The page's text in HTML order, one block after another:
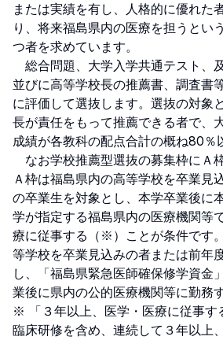
または実績を有し、人格的に優れた
り、将来福島県内の医療を担うとい
つ者を求めています。
総合問題、大学入学共通テスト、
並びに高等学校長の推薦書、調査書
に評価して選抜します。選抜の対象
長が責任をもって推薦できる者で、
成績が各教科の配点合計の概ね80％
なお学校推薦型選抜の募集枠にＡ
Ａ枠は福島県内の高等学校を卒業見
の卒業生を対象とし、本学卒業後に
学が指定する福島県内の医療機関等
療に従事する（※）ことが条件です
等学校を卒業見込みの者または前年
し、「福島県緊急医師確保修学資金
業後に県内の公的医療機関等に勤務
※ 「３年以上、医学・医療に従事す
臨床研修を含め、連続して３年以上